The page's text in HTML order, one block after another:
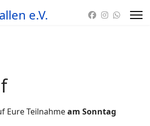
e.V.
Eure Teilnahmeam Sonntag